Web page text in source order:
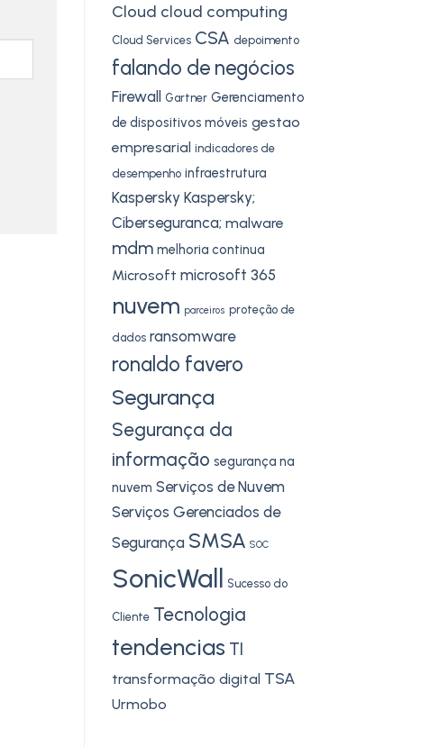
Cloud cloud computing
Cloud Services CSA depoimento
falando de negócios
Firewall Gartner Gerenciamento
de dispositivos móveis gestao
empresarial indicadores de
desempenho infraestrutura
Kaspersky Kaspersky;
Ciberseguranca; malware
mdm melhoria continua
Microsoft microsoft 365
nuvem parceiros proteção de
dados ransomware
ronaldo favero
Segurança
Segurança da
informação segurança na
nuvem Serviços de Nuvem
Serviços Gerenciados de
Segurança SMSA SOC
SonicWall Sucesso do
Cliente Tecnologia
tendencias TI
transformação digital TSA
Urmobo